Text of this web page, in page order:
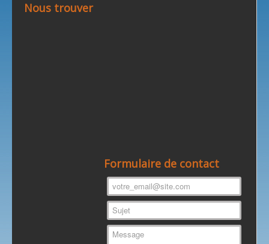
Nous trouver
Formulaire de contact